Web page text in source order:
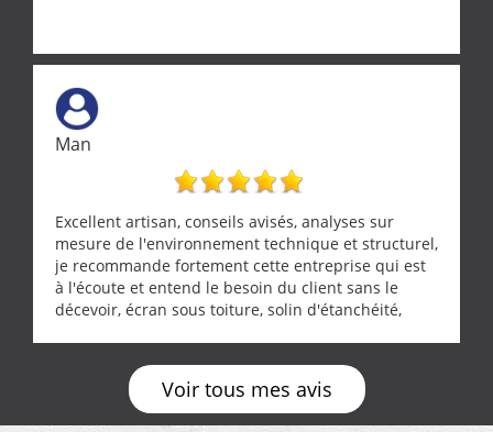
Man
Excellent artisan, conseils avisés, analyses sur
mesure de l'environnement technique et structurel,
je recommande fortement cette entreprise qui est
à l'écoute et entend le besoin du client sans le
décevoir, écran sous toiture, solin d'étanchéité,
œuvre sans besoin d'y revenir. confiance assurée.
Voir tous mes avis